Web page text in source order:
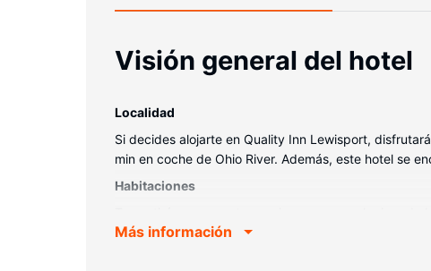
Visión general del hotel
Localidad
Si decides alojarte en Quality Inn Lewisport,
min en coche de Ohio River. Además, este hotel se
Habitaciones
Además, podrás disfrutar de canales por satélite. El
Más información